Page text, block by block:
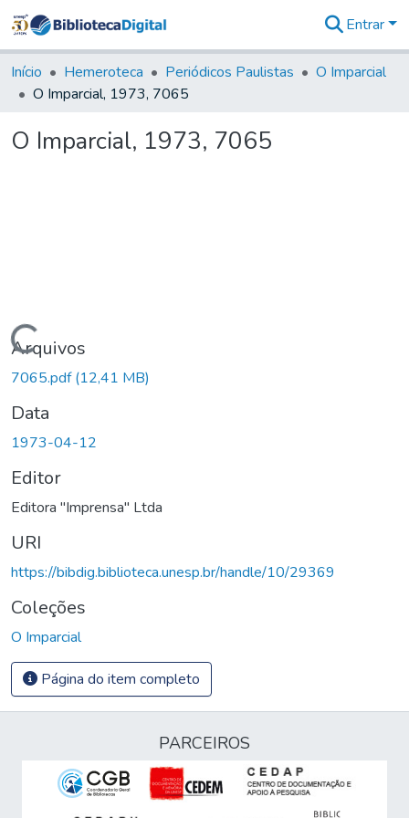
&
Coleções
Tudo na
Digital
Entrar
Início Hemeroteca Periódicos Paulistas
O Imparcial
O Imparcial, 1973, 7065
O Imparcial, 1973, 7065
Carregando...
Arquivos
7065.pdf(12,41 MB)
Data
1973-04-12
Editor
Editora "Imprensa" Ltda
URI
https://bibdig.biblioteca.unesp.br/handle/10/29369
Coleções
O Imparcial
Página do item completo
PARCEIROS